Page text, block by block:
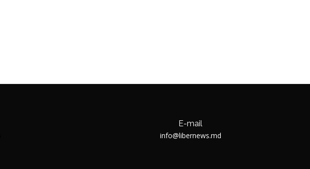
E-mail
info@libernews.md